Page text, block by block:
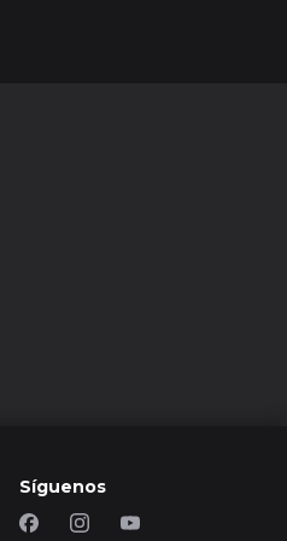
Síguenos